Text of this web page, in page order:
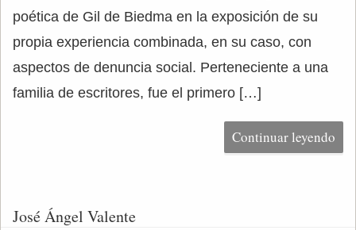
poética de Gil de Biedma en la exposición de su
propia experiencia combinada, en su caso, con
aspectos de denuncia social. Perteneciente a una
familia de escritores, fue el primero […]
Continuar leyendo
José Ángel Valente